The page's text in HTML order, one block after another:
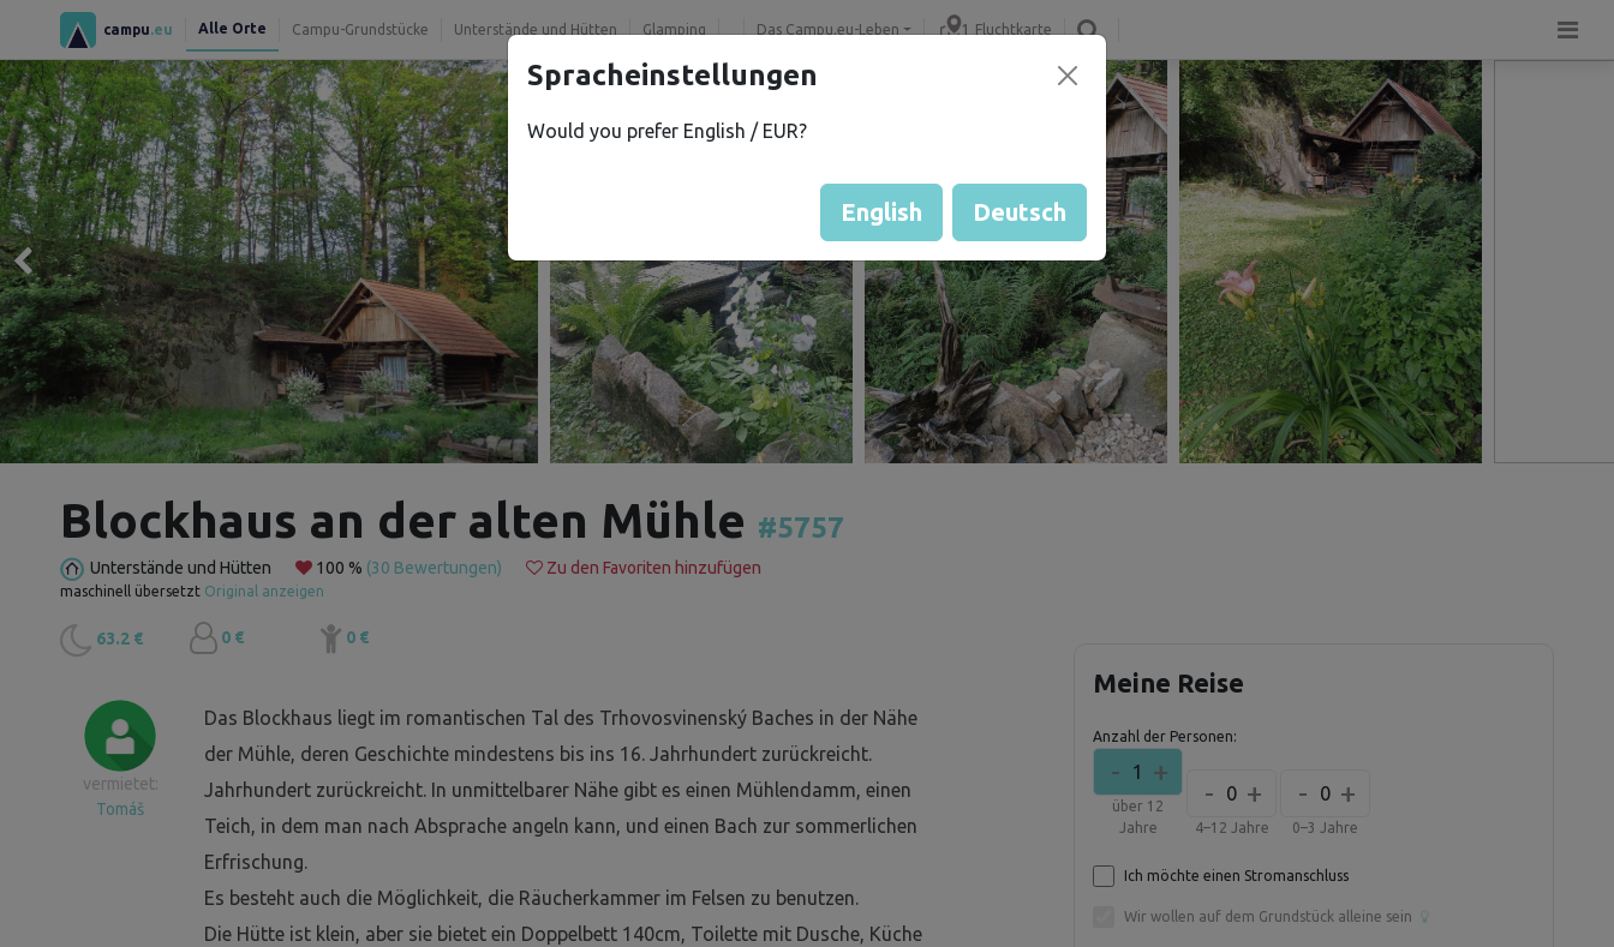
campu .eu Alle Orte Campu-Grundstücke Unterstände und Hütten Glamping Das Campu.eu-Leben Fluchtkarte
Blockhaus an der alten Mühle #5757
Unterstände und Hütten 100 % (30 Bewertungen) Zu den Favoriten hinzufügen
maschinell übersetzt Original anzeigen
63.2 € 0 € 0 €
vermietet:
Tomáš
Das Blockhaus liegt im romantischen Tal des Trhovosvinenský Baches in der Nähe
der Mühle, deren Geschichte mindestens bis ins 16. Jahrhundert zurückreicht.
Jahrhundert zurückreicht. In unmittelbarer Nähe gibt es einen Mühlendamm, einen
Teich, in dem man nach Absprache angeln kann, und einen Bach zur sommerlichen
Erfrischung.
Es besteht auch die Möglichkeit, die Räucherkammer im Felsen zu benutzen.
Die Hütte ist klein, aber sie bietet ein Doppelbett 140cm, Toilette mit Dusche, Küche
Meine Reise
Anzahl der Personen:
- +
1
über 12
Jahre
- +
0
4–12 Jahre
- +
0
0–3 Jahre
Ich möchte einen Stromanschluss
Wir wollen auf dem Grundstück alleine sein
Spracheinstellungen
Would you prefer English / EUR?
English Deutsch